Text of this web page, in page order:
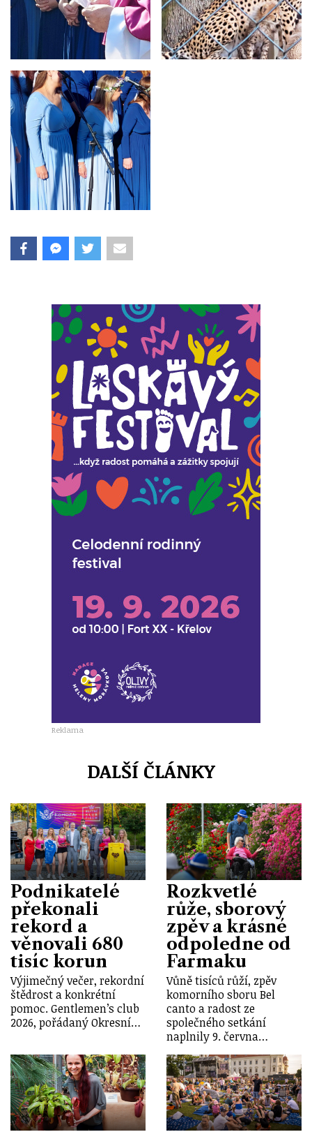
Reklama
DALŠÍ ČLÁNKY
Podnikatelé
překonali
rekord a
věnovali 680
tisíc korun
Výjimečný večer, rekordní
štědrost a konkrétní
pomoc. Gentlemen’s club
2026, pořádaný Okresní…
Rozkvetlé
růže, sborový
zpěv a krásné
odpoledne od
Farmaku
Vůně tisíců růží, zpěv
komorního sboru Bel
canto a radost ze
společného setkání
naplnily 9. června…